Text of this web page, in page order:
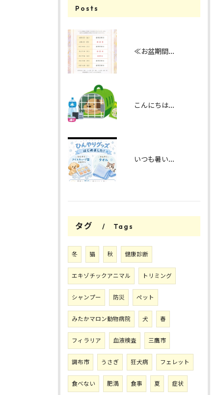
Posts
≪お盆期間の診察日のお知らせ≫
こんにちは！みたかマロン動物病院です。
いつも暑い中ご来院いただきありがとうございます。
タグ Tags
冬 猫 秋 健康診断
エキゾチックアニマル トリミング
シャンプー 防災 ペット
みたかマロン動物病院 犬 春
フィラリア 血液検査 三鷹市
調布市 うさぎ 狂犬病 フェレット
食べない 肥満 食事 夏 症状